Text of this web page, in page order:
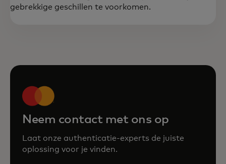
gebrekkige geschillen te voorkomen.
Neem contact met ons op
Laat onze authenticatie-experts de juiste
oplossing voor je vinden.